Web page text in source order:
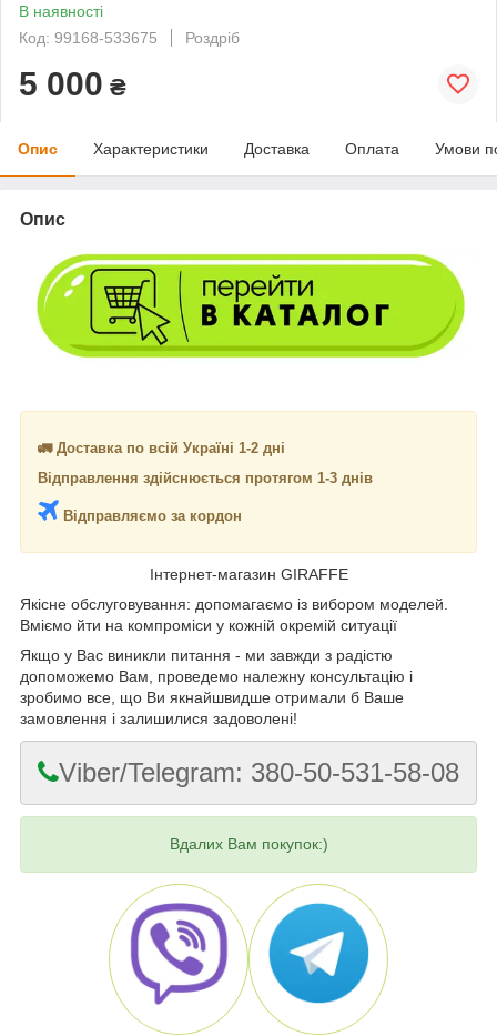
В наявності
Код: 99168-533675
Роздріб
5 000 ₴
Опис Характеристики Доставка Оплата Умови
Опис
🚛 Доставка по всій Україні 1-2 дні
Відправлення здійснюється протягом 1-3 днів
Відправляємо за кордон
Інтернет-магазин GIRAFFE
Якісне обслуговування: допомагаємо із вибором моделей.
Вміємо йти на компроміси у кожній окремій ситуації
Якщо у Вас виникли питання - ми завжди з радістю
допоможемо Вам, проведемо належну консультацію і
зробимо все, що Ви якнайшвидше отримали б Ваше
замовлення і залишилися задоволені!
Viber/Telegram: 380-50-531-58-08
Вдалих Вам покупок:)